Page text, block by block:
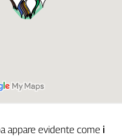
appare evidente come i